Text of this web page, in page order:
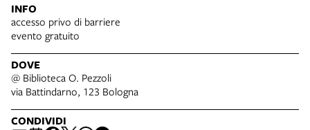
INFO
accesso privo di barriere
evento gratuito
DOVE
@ Biblioteca O. Pezzoli
via Battindarno, 123 Bologna
CONDIVIDI